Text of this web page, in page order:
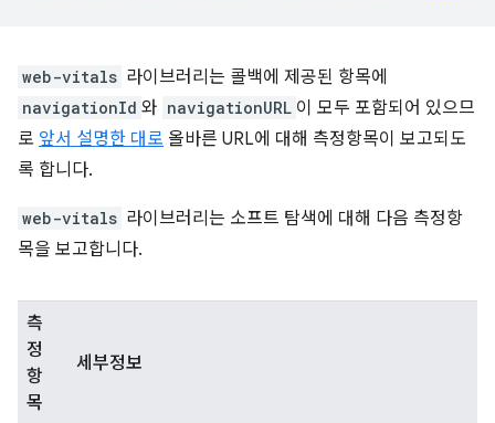
web-vitals 라이브러리는 콜백에 제공된 항목에
navigationId 와 navigationURL 이 모두 포함되어 있으므
로 앞서 설명한 대로 올바른 URL에 대해 측정항목이 보고되도
록 합니다.
web-vitals 라이브러리는 소프트 탐색에 대해 다음 측정항
목을 보고합니다.
측
정
항
목
세부정보